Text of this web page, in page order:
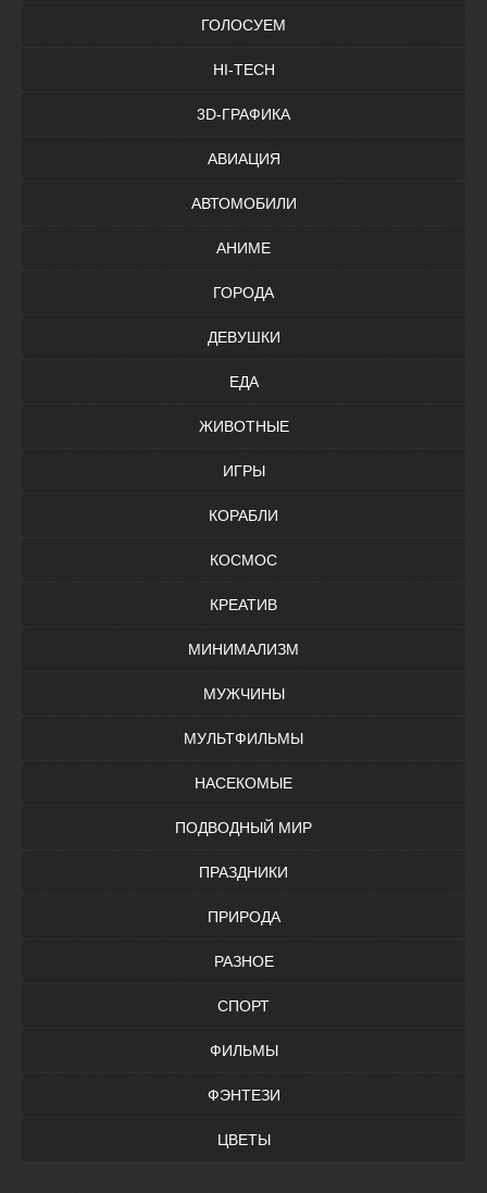
ГОЛОСУЕМ
HI-TECH
3D-ГРАФИКА
АВИАЦИЯ
АВТОМОБИЛИ
АНИМЕ
ГОРОДА
ДЕВУШКИ
ЕДА
ЖИВОТНЫЕ
ИГРЫ
КОРАБЛИ
КОСМОС
КРЕАТИВ
МИНИМАЛИЗМ
МУЖЧИНЫ
МУЛЬТФИЛЬМЫ
НАСЕКОМЫЕ
ПОДВОДНЫЙ МИР
ПРАЗДНИКИ
ПРИРОДА
РАЗНОЕ
СПОРТ
ФИЛЬМЫ
ФЭНТЕЗИ
ЦВЕТЫ